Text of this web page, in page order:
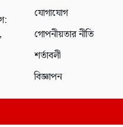
যোগাযোগ
গোপনীয়তার নীতি
শর্তাবলী
বিজ্ঞাপন